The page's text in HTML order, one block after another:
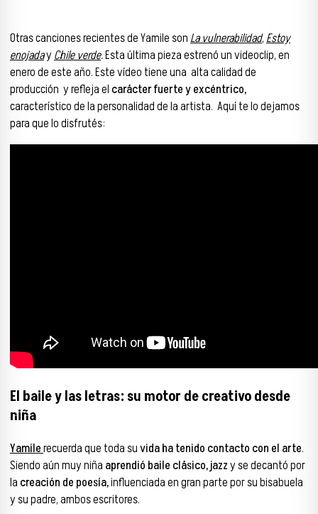
Otras canciones recientes de Yamile sonLa vulnerabilidad,Estoy
enojadayChile verde.Esta última pieza estrenó unvideoclip, en
enero de este año. Este vídeo tiene una alta calidad de
producción y refleja el carácter fuerte y excéntrico,
característico de la personalidad de la artista. Aquí te lo dejamos
para que lo disfrutés:
El baile y las letras: su motor de creativo desde
niña
Yamilerecuerda que toda suvida ha tenido contacto con el arte.
Siendo aún muy niña aprendió baile clásico, jazzy se decantó por
la creación de poesía,influenciada en gran parte por su bisabuela
y su padre, ambos escritores.